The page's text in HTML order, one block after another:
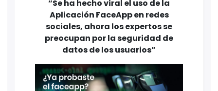
“Se ha hecho viral el uso de la
Aplicación FaceApp en redes
sociales, ahora los expertos se
preocupan por la seguridad de
datos de los usuarios”